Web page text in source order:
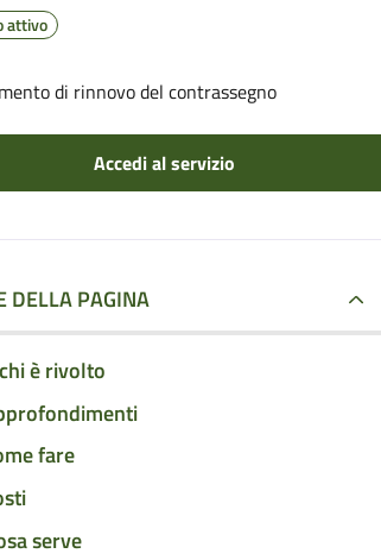
attivo
di rinnovo del contrassegno
Accedi al servizio
DELLA PAGINA
è rivolto
fare
serve